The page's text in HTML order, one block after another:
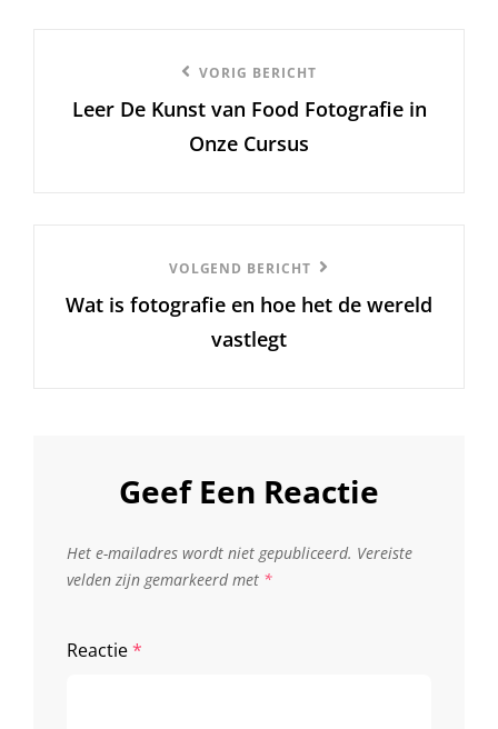
bericht
VORIG BERICHT
Leer De Kunst van Food Fotografie in
Onze Cursus
Bericht
VOLGEND BERICHT
Wat is fotografie en hoe het de wereld
vastlegt
Geef Een Reactie
Het e-mailadres wordt niet gepubliceerd. Vereiste
velden zijn gemarkeerd met *
Reactie*